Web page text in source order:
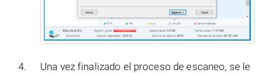
Una vez finalizado el proceso de escaneo, se le